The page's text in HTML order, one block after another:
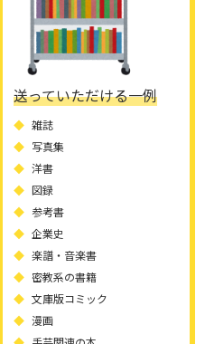
送っていただける一例
雑誌
写真集
洋書
図録
参考書
企業史
楽譜・音楽書
密教系の書籍
文庫版コミック
漫画